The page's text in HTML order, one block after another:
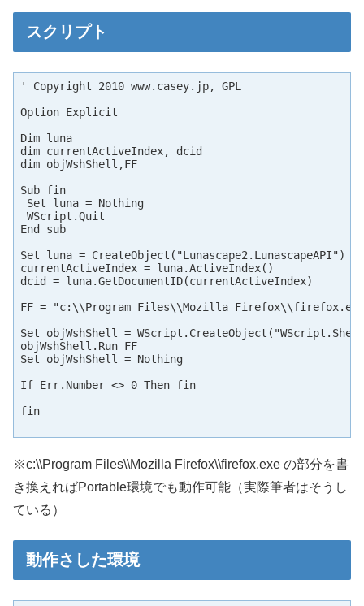
スクリプト
' Copyright 2010 www.casey.jp, GPL
Option Explicit
Dim luna
dim currentActiveIndex, dcid
dim objWshShell,FF
Sub fin
Set luna = Nothing
WScript.Quit
End sub
Set luna = CreateObject("Lunascape2.LunascapeAPI")
currentActiveIndex = luna.ActiveIndex()
dcid = luna.GetDocumentID(currentActiveIndex)
FF = "c:\\Program Files\\Mozilla
Set objWshShell =
objWshShell.Run FF
Set objWshShell = Nothing
If Err.Number <> 0 Then fin
fin
※c:\\Program Files\\Mozilla Firefox\\firefox.exe の部分を書
き換えればPortable環境でも動作可能（実際筆者はそうし
ている）
動作さした環境